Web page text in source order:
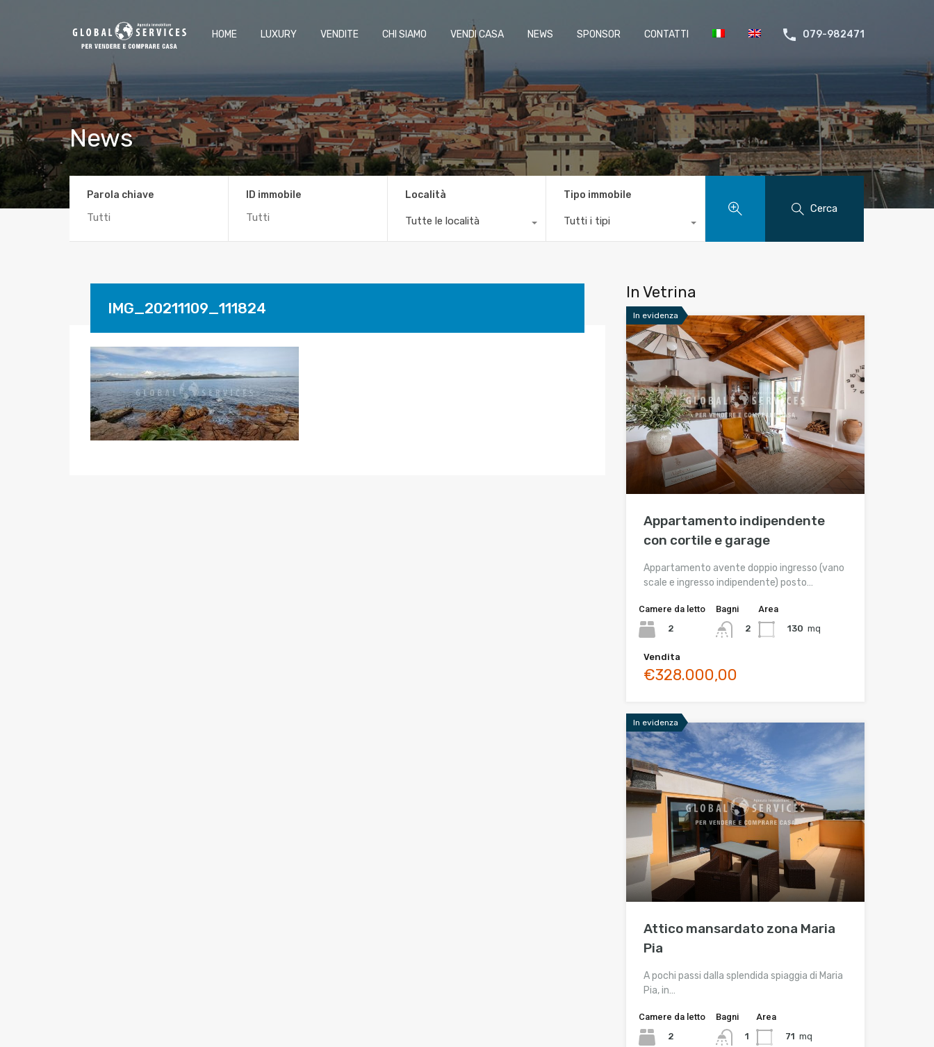
HOME LUXURY VENDITE CHI SIAMO VENDI CASA NEWS SPONSOR CONTATTI 079-982471
News
Parola chiave ID immobile Località
Tutte le località
Tipo immobile
Tutti i tipi
Cerca
IMG_20211109_111824
In Vetrina
In evidenza
Appartamento indipendente
con cortile e garage
Appartamento avente doppio ingresso (vano
scale e ingresso indipendente) posto…
Camere da letto
2
Bagni
2
Area
130 mq
Vendita
€328.000,00
In evidenza
Attico mansardato zona Maria
Pia
A pochi passi dalla splendida spiaggia di Maria
Pia, in…
Camere da letto
2
Bagni
1
Area
71 mq